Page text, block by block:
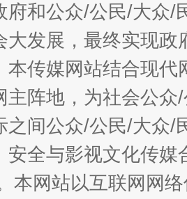
府和公众/公民/大众/
大发展，最终实现
本传媒网站结合现
主阵地，为社会公
之间公众/公民/大众/
安全与影视文化传
本网站以互联网网